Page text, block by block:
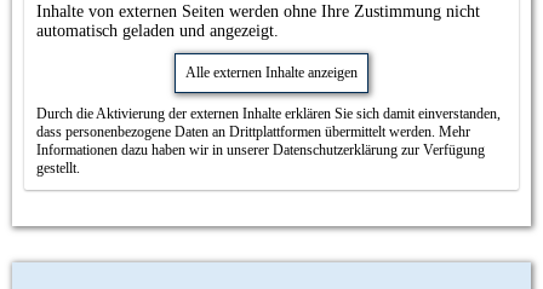
Inhalte von externen Seiten werden ohne Ihre Zustimmung nicht
automatisch geladen und angezeigt.
Alle externen Inhalte anzeigen
Durch die Aktivierung der externen Inhalte erklären Sie sich damit einverstanden,
dass personenbezogene Daten an Drittplattformen übermittelt werden. Mehr
Informationen dazu haben wir in unserer Datenschutzerklärung zur Verfügung
gestellt.